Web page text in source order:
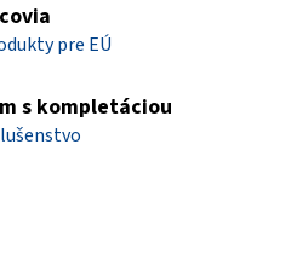
pre EÚ
s kompletáciou